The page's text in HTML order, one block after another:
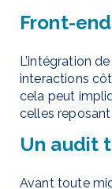
Front-
L’intégration de
interactions
cela peut
celles
Un audit
Avant toute